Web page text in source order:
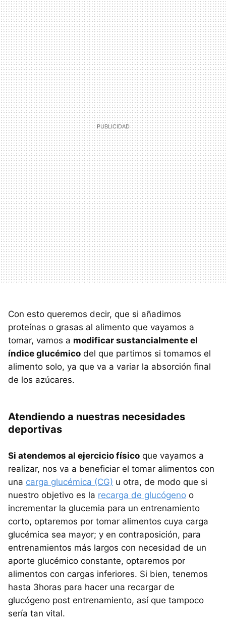
Con esto queremos decir, que si añadimos
proteínas o grasas al alimento que vayamos a
tomar, vamos a modificar sustancialmente el
índice glucémico del que partimos si tomamos el
alimento solo, ya que va a variar la absorción final
de los azúcares.
Atendiendo a nuestras necesidades
deportivas
Si atendemos al ejercicio físico que vayamos a
realizar, nos va a beneficiar el tomar alimentos con
una carga glucémica (CG) u otra, de modo que si
nuestro objetivo es la recarga de glucógeno o
incrementar la glucemia para un entrenamiento
corto, optaremos por tomar alimentos cuya carga
glucémica sea mayor; y en contraposición, para
entrenamientos más largos con necesidad de un
aporte glucémico constante, optaremos por
alimentos con cargas inferiores. Si bien, tenemos
hasta 3horas para hacer una recargar de
glucógeno post entrenamiento, así que tampoco
sería tan vital.